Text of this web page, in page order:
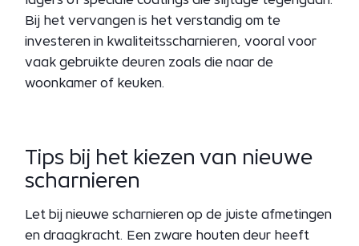
Bij het vervangen is het verstandig om te
investeren in kwaliteitsscharnieren, vooral voor
vaak gebruikte deuren zoals die naar de
woonkamer of keuken.
Tips bij het kiezen van nieuwe
scharnieren
Let bij nieuwe scharnieren op de juiste afmetingen
en draagkracht. Een zware houten deur heeft